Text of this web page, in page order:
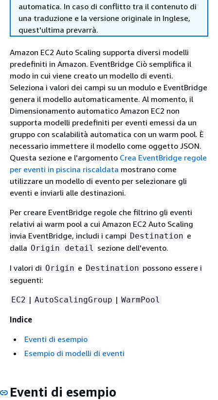
automatica. In caso di conflitto tra il contenuto di
una traduzione e la versione originale in Inglese,
quest'ultima prevarrà.
Amazon EC2 Auto Scaling supporta diversi modelli
predefiniti in Amazon. EventBridge Ciò semplifica il
modo in cui viene creato un modello di eventi.
Seleziona i valori dei campi su un modulo e EventBridge
genera il modello automaticamente. Al momento, il
Dimensionamento automatico Amazon EC2 non
supporta modelli predefiniti per eventi emessi da un
gruppo con scalabilità automatica con un warm pool. È
necessario immettere il modello come oggetto JSON.
Questa sezione e l'argomento Crea EventBridge regole
per eventi in piscina riscaldata mostrano come
utilizzare un modello di evento per selezionare gli
eventi e inviarli alle destinazioni.
Per creare EventBridge regole che filtrino gli eventi
relativi ai warm pool a cui Amazon EC2 Auto Scaling
invia EventBridge, includi i campi Destination e
dalla Origin detail sezione dell'evento.
I valori di Origin e Destination possono essere i
seguenti:
EC2 | AutoScalingGroup | WarmPool
Indice
Eventi di esempio
Esempio di modelli di eventi
Eventi di esempio